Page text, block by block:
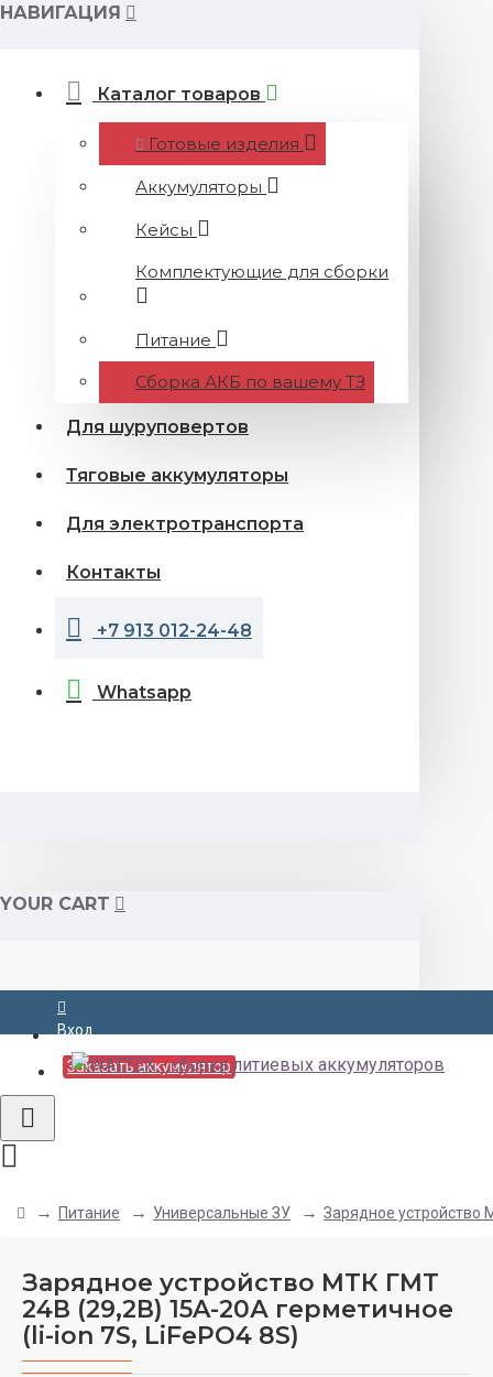
НАВИГАЦИЯ
Каталог товаров
Готовые изделия
Аккумуляторы
Кейсы
Комплектующие для сборки
Питание
Сборка АКБ по вашему ТЗ
Для шуруповертов
Тяговые аккумуляторы
Для электротранспорта
Контакты
+7 913 012-24-48
Whatsapp
YOUR CART
Вход
Заказать аккумулятор
Питание Универсальные ЗУ Зарядное устройство
Зарядное устройство МТК ГМТ
24В (29,2В) 15A-20А герметичное
(li-ion 7S, LiFePO4 8S)